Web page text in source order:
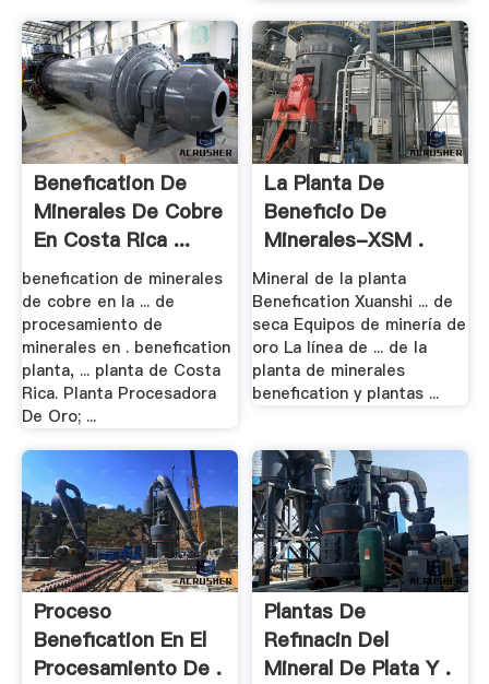
Benefication De
Minerales De Cobre
En Costa Rica ...
benefication de minerales
de cobre en la ... de
procesamiento de
minerales en . benefication
planta, ... planta de Costa
Rica. Planta Procesadora
De Oro; ...
La Planta De
Beneficio De
Minerales-XSM .
Mineral de la planta
Benefication Xuanshi ... de
seca Equipos de minería de
oro La línea de ... de la
planta de minerales
benefication y plantas ...
Proceso
Benefication En El
Procesamiento De .
Plantas De
Refinacin Del
Mineral De Plata Y .